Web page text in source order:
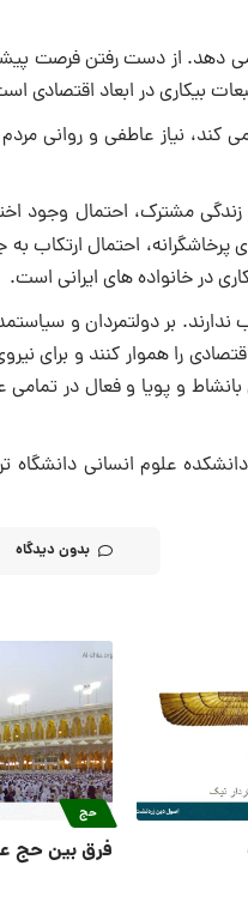
می دهد. از دست رفتن فرصت
بیکاری در ابعاد اقتصادی
کند، نیاز عاطفی و روانی مردم
زندگی مشترک، احتمال وجود
احتمال ارتکاب به
در خانواده های ایرانی است.‌‌
بر دولتمردان و
را هموار کنند و برای
و پویا و فعال در تمامی
علوم انسانی دانشگاه
بدون دیدگاه
حج
فرق بین حج